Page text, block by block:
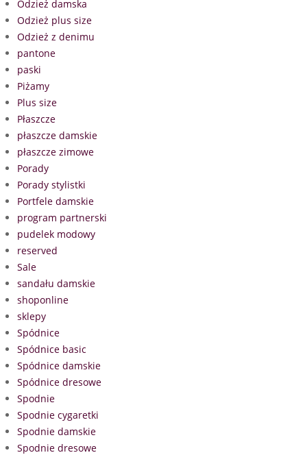
Odzież damska
Odzież plus size
Odzież z denimu
pantone
paski
Piżamy
Plus size
Płaszcze
płaszcze damskie
płaszcze zimowe
Porady
Porady stylistki
Portfele damskie
program partnerski
pudelek modowy
reserved
Sale
sandału damskie
shoponline
sklepy
Spódnice
Spódnice basic
Spódnice damskie
Spódnice dresowe
Spodnie
Spodnie cygaretki
Spodnie damskie
Spodnie dresowe